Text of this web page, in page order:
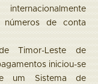
números de conta
Timor-Leste de
iniciou-se
um Sistema de